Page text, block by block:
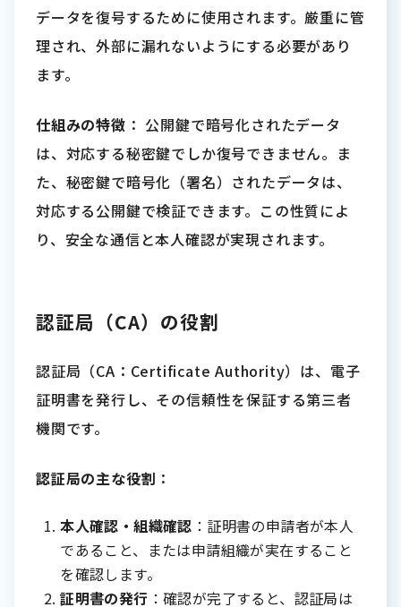
データを復号するために使用されます。厳重に管
理され、外部に漏れないようにする必要があり
ます。
仕組みの特徴 ： 公開鍵で暗号化されたデータ
は、対応する秘密鍵でしか復号できません。ま
た、秘密鍵で暗号化（署名）されたデータは、
対応する公開鍵で検証できます。この性質によ
り、安全な通信と本人確認が実現されます。
認証局（CA）の役割
認証局（CA：Certificate Authority）は、電子
証明書を発行し、その信頼性を保証する第三者
機関です。
認証局の主な役割 ：
本人確認・組織確認 ：証明書の申請者が本人
であること、または申請組織が実在すること
を確認します。
証明書の発行 ：確認が完了すると、認証局は